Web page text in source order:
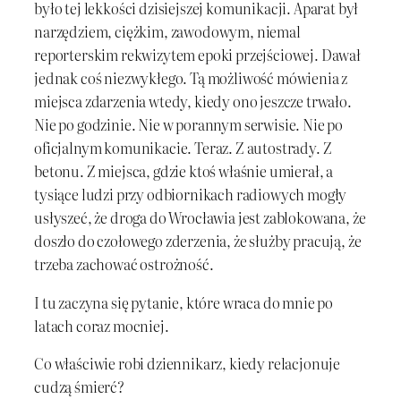
było tej lekkości dzisiejszej komunikacji. Aparat był
narzędziem, ciężkim, zawodowym, niemal
reporterskim rekwizytem epoki przejściowej. Dawał
jednak coś niezwykłego. Tą możliwość mówienia z
miejsca zdarzenia wtedy, kiedy ono jeszcze trwało.
Nie po godzinie. Nie w porannym serwisie. Nie po
oficjalnym komunikacie. Teraz. Z autostrady. Z
betonu. Z miejsca, gdzie ktoś właśnie umierał, a
tysiące ludzi przy odbiornikach radiowych mogły
usłyszeć, że droga do Wrocławia jest zablokowana, że
doszło do czołowego zderzenia, że służby pracują, że
trzeba zachować ostrożność.
I tu zaczyna się pytanie, które wraca do mnie po
latach coraz mocniej.
Co właściwie robi dziennikarz, kiedy relacjonuje
cudzą śmierć?